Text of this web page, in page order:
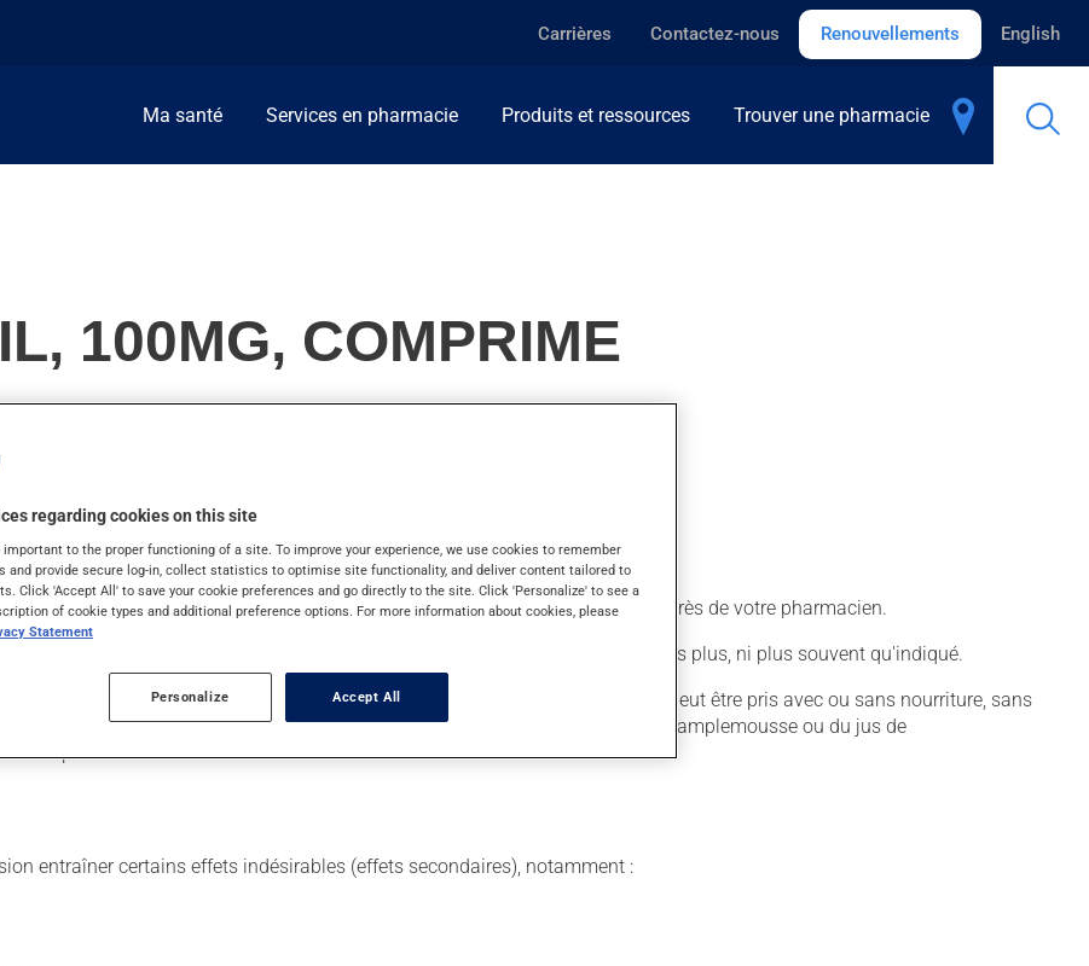
Carrières Contactez-nous Renouvellements English
Ma santé Services en pharmacie Produits et ressources Trouver une pharmacie
100MG, COMPRIME
de l'érection. On peut sentir son action en moins d'une heure.
produits pour le coeur (les NITRATES). Dans le doute, informez-vous auprès de votre pharmacien.
est important de respecter la posologie inscrite sur l'étiquette. N'en utilisez pas plus, ni plus souvent qu'indiqué.
facilite simplement l'atteinte d'une érection lors d'une stimulation sexuelle. Il peut être pris avec ou sans nourriture, sans
un repas riche en gras peut retarder son début d'action. Évitez de prendre du pamplemousse ou du jus de
peut sensiblement modifier l'effet de votre médicament.
entraîner certains effets indésirables (effets secondaires), notamment :
regarding cookies on this site
important to the proper functioning of a site. To improve your experience, we use cookies to remember
and provide secure log-in, collect statistics to optimise site functionality, and deliver content tailored to
Click 'Accept All' to save your cookie preferences and go directly to the site. Click 'Personalize' to see a
of cookie types and additional preference options. For more information about cookies, please
Statement
Personalize Accept All